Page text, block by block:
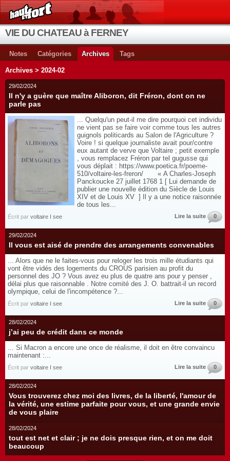
VIE DU CHATEAU à FERNEY
Notes Catégories Archives Tags
Archives > 2024-02
29/02/2024
Il n'y a guère que maître Aliboron, dit Fréron, dont on ne
parle pas
... Quelqu'un peut-il me dire pourquoi cet individu
ne vient pas se faire voir comme tous les autres
guignols politicards au Salon de l'Agriculture ?
Voire ! si quelque journaliste avait pour/contre
eux autant de verve que Voltaire ; petit exemple
, vous remplacez Fréron par tel gugusse qui
vous déplait : https://www.poetica.fr/poeme-
510/voltaire-les-freron/ « A Charles-Joseph
Panckoucke 27 juillet 1768 1 [ Lui demande de
publier une nouvelle édition du Siècle de Louis
XIV et de Louis XV ] Il y a une notice raisonnée
de tous les...
Écrit par voltaire I see Lire la suite 0
29/02/2024
Il vous est aisé de prendre des arrangements convenables
... Alors que ne le faites-vous pour reloger les trois mille étudiants qui
vont être vidés des logements du CROUS parisien au profit du
personnel des JO ? Vous avez eu plus de quatre ans pour y penser ,
délai plus que raisonnable . Notre comité des J. O. battrait-il un record
olympique, celui de l'incompétence ?...
Écrit par voltaire I see Lire la suite 0
28/02/2024
j’ai peu de crédit dans ce monde
... Si Macron a encore une once de réalisme, il doit en être convaincu
maintenant :...
Écrit par voltaire I see Lire la suite 0
28/02/2024
Vous trouverez chez moi des livres, de la liberté, l'amour de
la vérité, une estime parfaite pour vous, et une grande envie
de vous plaire
28/02/2024
tout est net et clair ; je ne dois presque rien, et on me doit
beaucoup